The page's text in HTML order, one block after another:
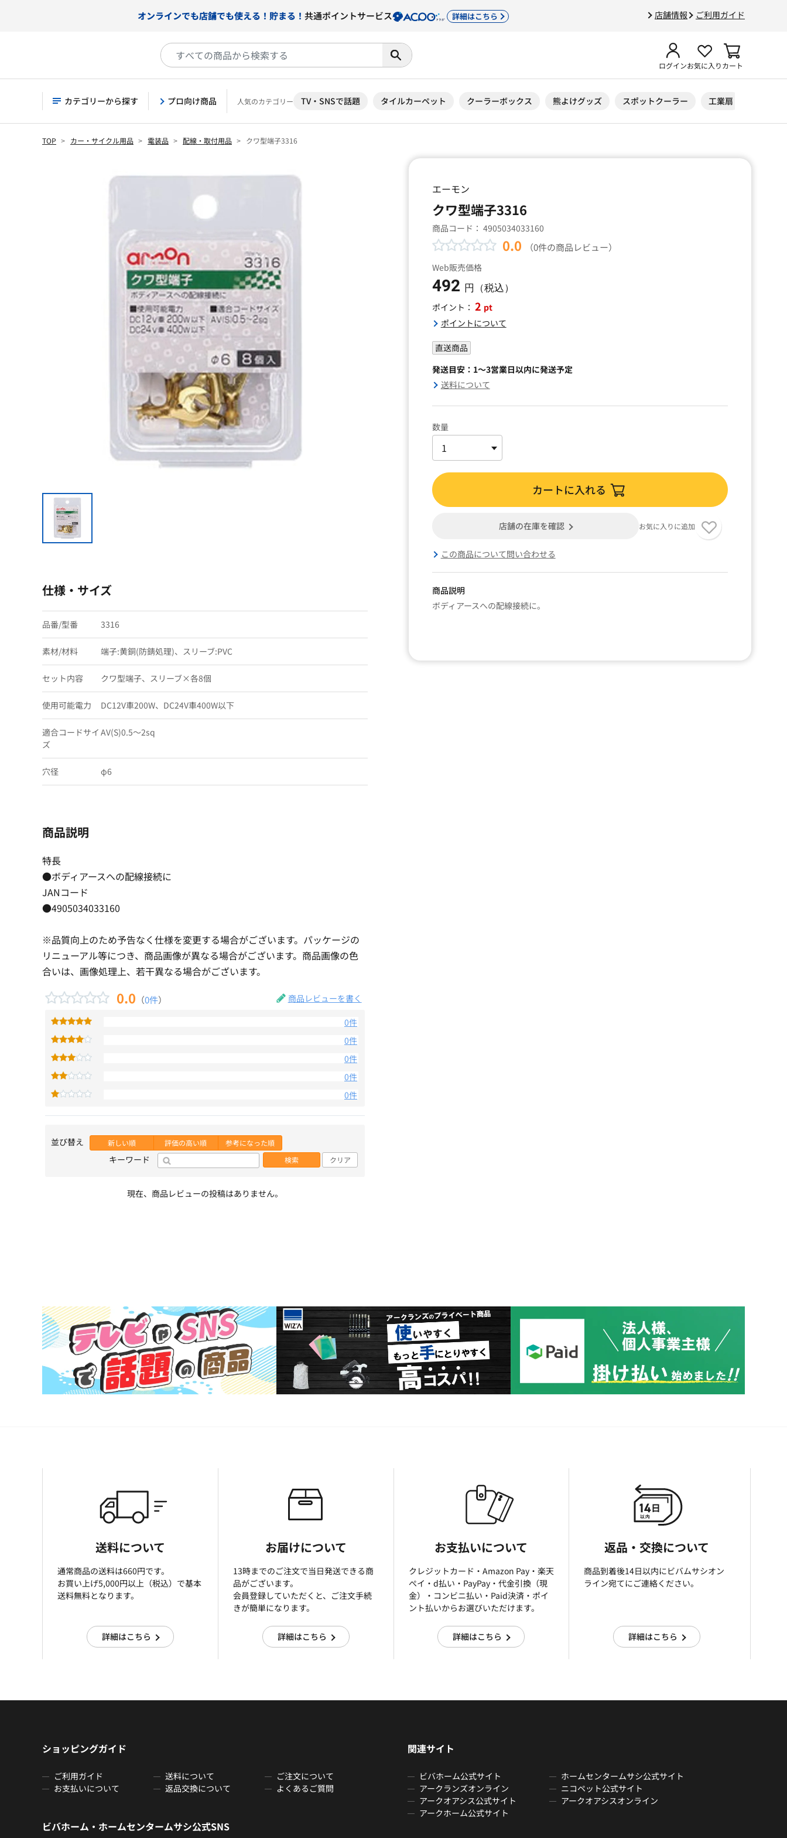
店舗情報 ご利用ガイド
オンラインでも店舗でも使える！貯まる！ 共通ポイントサービス 詳細はこちら
ログインお気に入りカート
カテゴリーから探す プロ向け商品 人気のカテゴリー TV・SNSで話題 タイルカーペット クーラーボックス 熊よけグッズ スポットクーラー 工業扇
TOP カー・サイクル用品 電装品 配線・取付用品 クワ型端子3316
エーモン
クワ型端子3316
商品コード： 4905034033160
0.0 （0件の商品レビュー）
Web販売価格
492 円（税込）
ポイント： 2 pt
ポイントについて
直送商品
発送目安：1～3営業日以内に発送予定
送料について
数量
カートに入れる
店舗の在庫を確認 お気に入りに追加
この商品について問い合わせる
商品説明
ボディアースへの配線接続に。
仕様・サイズ
品番/型番 3316
素材/材料 端子:黄銅(防錆処理)、スリーブ:PVC
セット内容 クワ型端子、スリーブ×各8個
使用可能電力 DC12V車200W、DC24V車400W以下
適合コードサイ
ズ
AV(S)0.5〜2sq
穴径 φ6
商品説明
特長
●ボディアースへの配線接続に
JANコード
●4905034033160
※品質向上のため予告なく仕様を変更する場合がございます。パッケージの
リニューアル等につき、商品画像が異なる場合がございます。商品画像の色
合いは、画像処理上、若干異なる場合がございます。
0.0 （0件） 商品レビューを書く
0件
0件
0件
0件
0件
並び替え 新しい順 評価の高い順 参考になった順
キーワード 検索 クリア
現在、商品レビューの投稿はありません。
送料について
通常商品の送料は660円です。
お買い上げ5,000円以上（税込）で基本
送料無料となります。
詳細はこちら
お届けについて
13時までのご注文で当日発送できる商
品がございます。
会員登録していただくと、ご注文手続
きが簡単になります。
詳細はこちら
お支払いについて
クレジットカード・Amazon Pay・楽天
ぺイ・d払い・PayPay・代金引換（現
金）・コンビニ払い・Paid決済・ポイ
ント払いからお選びいただけます。
詳細はこちら
返品・交換について
商品到着後14日以内にビバムサシオン
ライン宛てにご連絡ください。
詳細はこちら
ショッピングガイド
ご利用ガイド 送料について
ご注文について
お支払いについて
返品交換について よくあるご質問
関連サイト
ビバホーム公式サイト
ホームセンタームサシ公式サイト
アークランズオンライン
ニコペット公式サイト
アークオアシス公式サイト
アークオアシスオンライン
アークホーム公式サイト
ビバホーム・ホームセンタームサシ公式SNS